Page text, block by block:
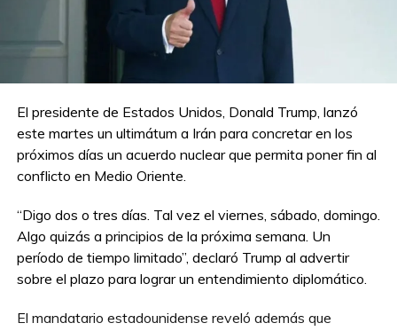
El presidente de Estados Unidos, Donald Trump, lanzó
este martes un ultimátum a Irán para concretar en los
próximos días un acuerdo nuclear que permita poner fin al
conflicto en Medio Oriente.
“Digo dos o tres días. Tal vez el viernes, sábado, domingo.
Algo quizás a principios de la próxima semana. Un
período de tiempo limitado”, declaró Trump al advertir
sobre el plazo para lograr un entendimiento diplomático.
El mandatario estadounidense reveló además que